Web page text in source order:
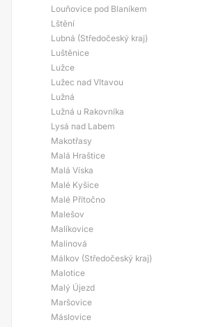
Louňovice pod Blaníkem
Lštění
Lubná (Středočeský kraj)
Luštěnice
Lužce
Lužec nad Vltavou
Lužná
Lužná u Rakovníka
Lysá nad Labem
Makotřasy
Malá Hraštice
Malá Víska
Malé Kyšice
Malé Přítočno
Malešov
Malíkovice
Malinová
Málkov (Středočeský kraj)
Malotice
Malý Újezd
Maršovice
Máslovice